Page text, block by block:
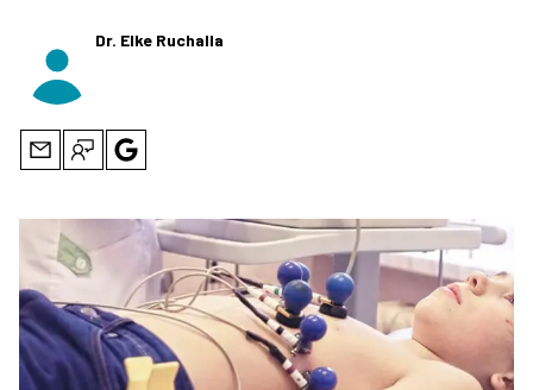
Dr. Elke Ruchalla